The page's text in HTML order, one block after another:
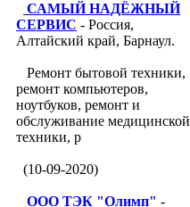
САМЫЙ НАДЁЖНЫЙ
СЕРВИС - Россия,
Алтайский край, Барнаул.
Ремонт бытовой техники,
ремонт компьютеров,
ноутбуков, ремонт и
обслуживание медицинской
техники, р
(10-09-2020)
ООО ТЭК "Олимп" -